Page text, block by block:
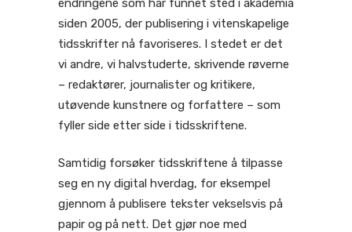
endringene som har funnet sted i akademia
siden 2005, der publisering i vitenskapelige
tidsskrifter nå favoriseres. I stedet er det
vi andre, vi halvstuderte, skrivende røverne
– redaktører, journalister og kritikere,
utøvende kunstnere og forfattere – som
fyller side etter side i tidsskriftene.
Samtidig forsøker tidsskriftene å tilpasse
seg en ny digital hverdag, for eksempel
gjennom å publisere tekster vekselsvis på
papir og på nett. Det gjør noe med